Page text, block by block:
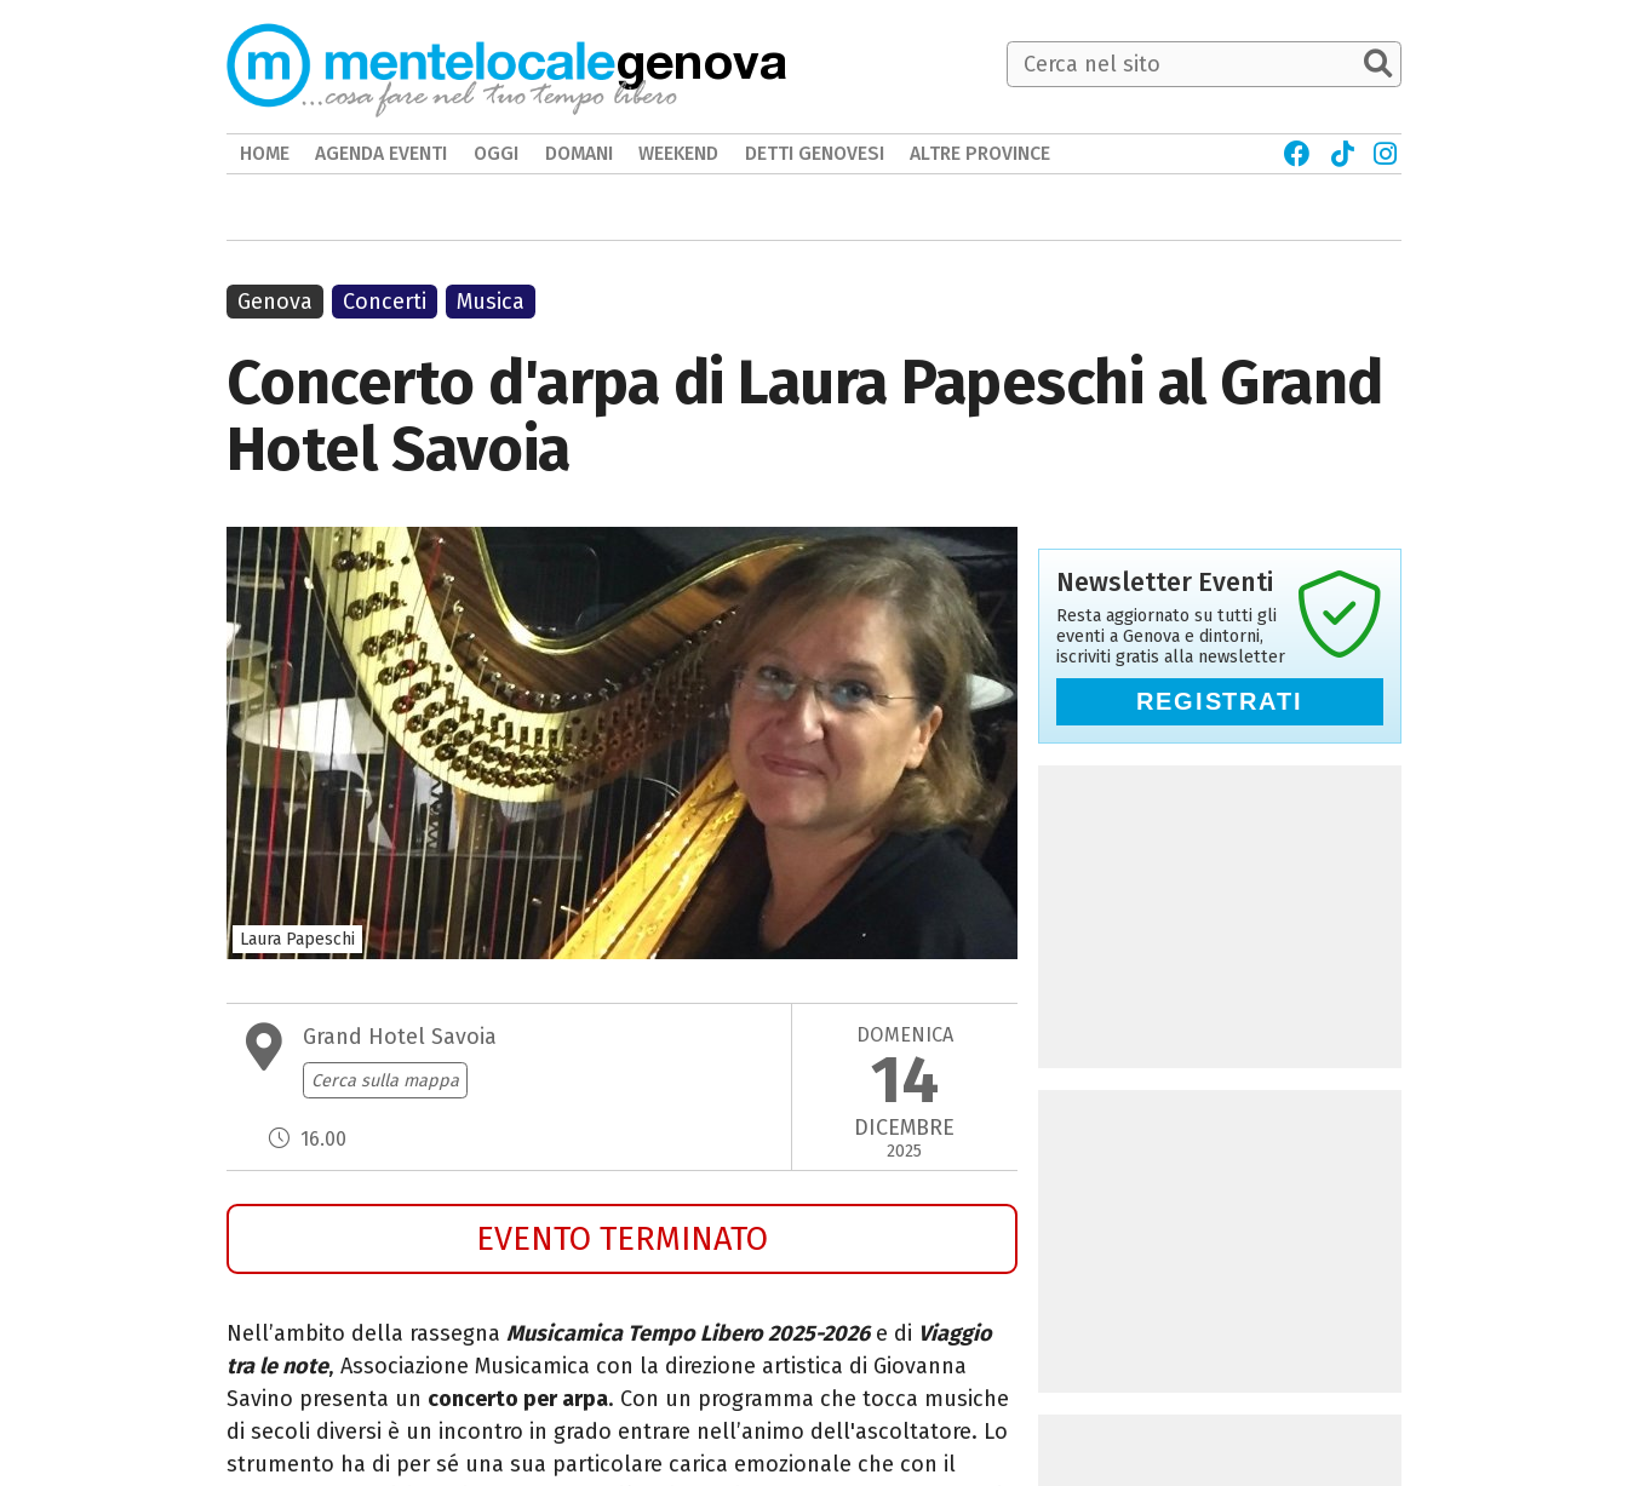
Concerto d'arpa di Laura Papeschi al Grand
Hotel Savoia
Laura Papeschi
Grand Hotel Savoia
Cerca sulla mappa
16.00
DOMENICA
14
DICEMBRE
2025
EVENTO TERMINATO
Nell’ambito della rassegna Musicamica Tempo Libero 2025-2026e di Viaggio
tra le note, Associazione Musicamica con la direzione artistica di Giovanna
Savino presenta un concerto per arpa. Con un programma che tocca musiche
di secoli diversi è un incontro in grado entrare nell’animo dell'ascoltatore. Lo
strumento ha di per sé una sua particolare carica emozionale che con il
Genova Concerti Musica
Newsletter Eventi
Resta aggiornato su tutti gli
eventi a Genova e dintorni,
iscriviti gratis alla newsletter
REGISTRATI
genova
HOME AGENDA EVENTI OGGI DOMANI WEEKEND DETTI GENOVESI ALTRE PROVINCE